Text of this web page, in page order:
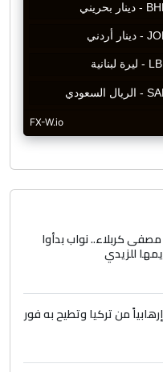
كربلاء.. نواب بدأوا
للزيدي
من تركيا وتطيح به فور